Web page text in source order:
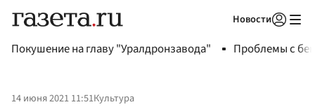
Новости
Покушение на главу "Уралдронзавода" Проблемы с
14 июня 2021 11:51Культура